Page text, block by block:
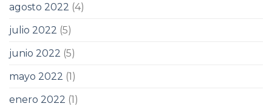
agosto 2022 (4)
julio 2022 (5)
junio 2022 (5)
mayo 2022 (1)
enero 2022 (1)